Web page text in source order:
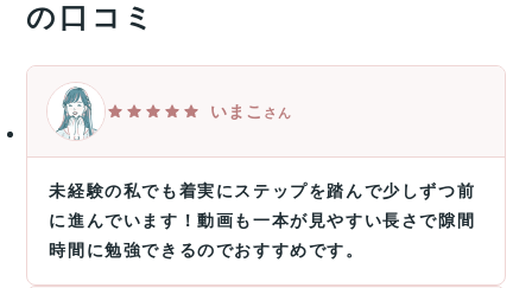
の口コミ
いまこ さん
未経験の私でも着実にステップを踏んで少しずつ前
に進んでいます！動画も一本が見やすい長さで隙間
時間に勉強できるのでおすすめです。